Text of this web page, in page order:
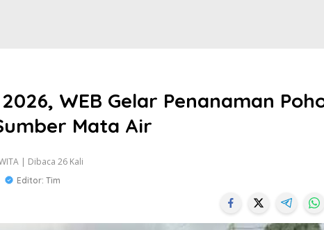
WEB Gelar Penanaman
Mata Air
| Dibaca 26 Kali
Editor: Tim